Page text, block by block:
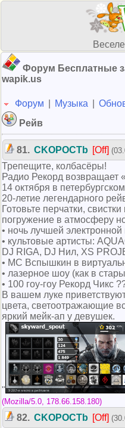
Форум Бесплатные
wapik.us
Форум Музыка
Рейв
81. CKOPOCTb [Off]
Трепещите, колбасёры!
Радио Рекорд
14 октября в
20-летие легендарного
Готовьте перчатки,
погружение в атмосферу
• ночь лучшей
• культовые артисты:
DJ RIGA, DJ Нил, XS
• МС Вспышкин в
• лазерное шоу (как в
• 100 гоу-гоу Рекорд Чикс
В вашем луке
цвета, светоотражающие
яркий мейк-ап у девушек.
(Mozilla/5.0, 178.66.158.180)
82. CKOPOCTb [Off]